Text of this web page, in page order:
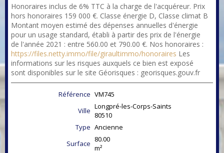
Honoraires inclus de 6% TTC à la charge de l'acquéreur. Prix
hors honoraires 159 000 €. Classe énergie D, Classe climat B
Montant moyen estimé des dépenses annuelles d'énergie
pour un usage standard, établi à partir des prix de l'énergie
de l'année 2021 : entre 560.00 et 790.00 €. Nos honoraires :
https://files.netty.immo/file/giraultimmo/honoraires Les
informations sur les risques auxquels ce bien est exposé
sont disponibles sur le site Géorisques : georisques.gouv.fr
Référence VM745
Ville Longpré-les-Corps-Saints
80510
Type Ancienne
Surface 80.00
m²